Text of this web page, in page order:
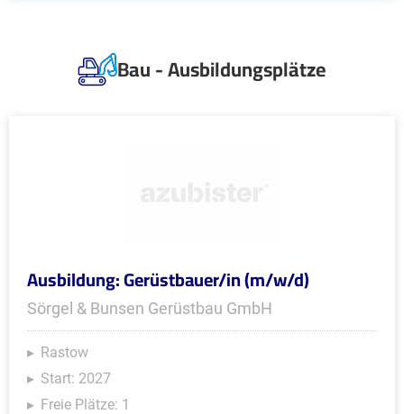
Bau - Ausbildungsplätze
Ausbildung: Gerüstbauer/in (m/w/d)
Sörgel & Bunsen Gerüstbau GmbH
Rastow
Start: 2027
Freie Plätze: 1